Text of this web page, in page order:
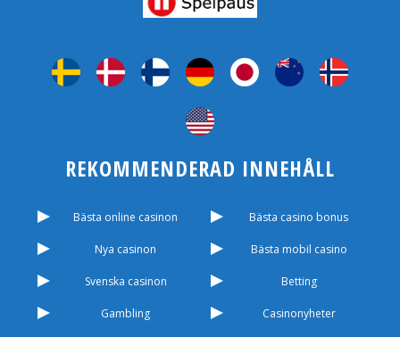
REKOMMENDERAD INNEHÅLL
Bästa online casinon Bästa casino bonus
Nya casinon Bästa mobil casino
Svenska casinon Betting
Gambling Casinonyheter